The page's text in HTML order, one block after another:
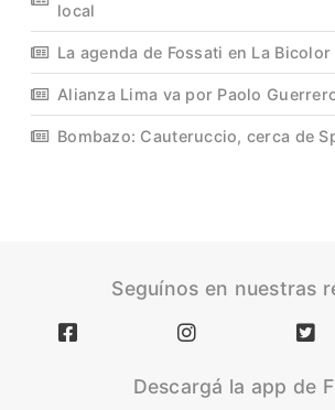
local
La agenda de Fossati en La Bicolor
Alianza Lima va por Paolo
Bombazo: Cauteruccio, cerca de
Seguínos en nuestras
Descargá la app de